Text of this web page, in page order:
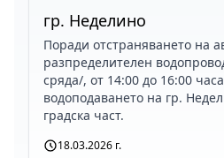
гр. Неделино
Поради отстраняването на
разпределителен
сряда/, от 14:00 до 16:00
водоподаването на гр.
градска част.
18.03.2026 г.